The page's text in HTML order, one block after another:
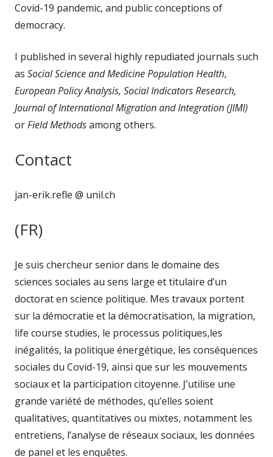
Covid-19 pandemic, and public conceptions of
democracy.
I published in several highly repudiated journals such
as Social Science and Medicine Population Health,
European Policy Analysis, Social Indicators Research,
Journal of International Migration and Integration (JIMI)
orField Methodsamong others.
Contact
jan-erik.refle @ unil.ch
(FR)
Je suis chercheur senior dans le domaine des
sciences sociales au sens large et titulaire d’un
doctorat en science politique. Mes travaux portent
sur la démocratie et la démocratisation, la migration,
life course studies, le processus politiques,les
inégalités, la politique énergétique, les conséquences
sociales du Covid-19, ainsi que sur les mouvements
sociaux et la participation citoyenne. J’utilise une
grande variété de méthodes, qu’elles soient
qualitatives, quantitatives ou mixtes, notamment les
entretiens, l’analyse de réseaux sociaux, les données
de panel et les enquêtes.